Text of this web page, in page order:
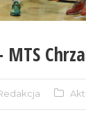
MTS